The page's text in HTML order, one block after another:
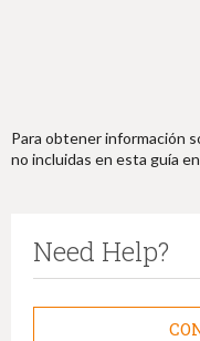
Para obtener información
no incluidas en esta guía
Need Help?